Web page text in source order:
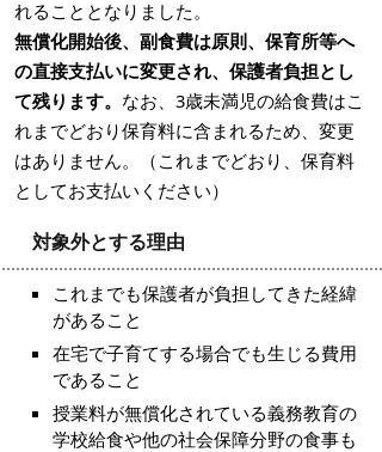
れることとなりました。
無償化開始後、副食費は原則、保育所等へ
の直接支払いに変更され、保護者負担とし
て残ります。 なお、3歳未満児の給食費はこ
れまでどおり保育料に含まれるため、変更
はありません。（これまでどおり、保育料
としてお支払いください）
対象外とする理由
これまでも保護者が負担してきた経緯
があること
在宅で子育てする場合でも生じる費用
であること
授業料が無償化されている義務教育の
学校給食や他の社会保障分野の食事も